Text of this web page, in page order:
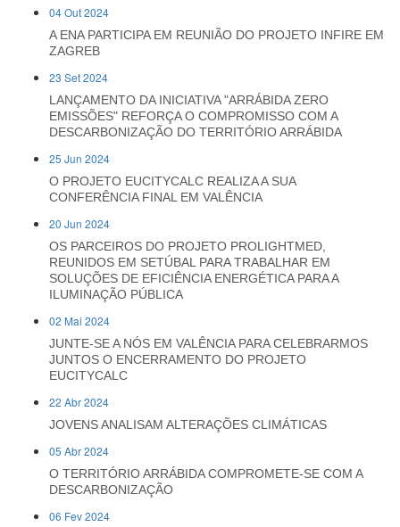
04 Out 2024
A ENA PARTICIPA EM REUNIÃO DO PROJETO INFIRE EM
ZAGREB
23 Set 2024
LANÇAMENTO DA INICIATIVA "ARRÁBIDA ZERO
EMISSÕES" REFORÇA O COMPROMISSO COM A
DESCARBONIZAÇÃO DO TERRITÓRIO ARRÁBIDA
25 Jun 2024
O PROJETO EUCITYCALC REALIZA A SUA
CONFERÊNCIA FINAL EM VALÊNCIA
20 Jun 2024
OS PARCEIROS DO PROJETO PROLIGHTMED,
REUNIDOS EM SETÚBAL PARA TRABALHAR EM
SOLUÇÕES DE EFICIÊNCIA ENERGÉTICA PARA A
ILUMINAÇÃO PÚBLICA
02 Mai 2024
JUNTE-SE A NÓS EM VALÊNCIA PARA CELEBRARMOS
JUNTOS O ENCERRAMENTO DO PROJETO
EUCITYCALC
22 Abr 2024
JOVENS ANALISAM ALTERAÇÕES CLIMÁTICAS
05 Abr 2024
O TERRITÓRIO ARRÁBIDA COMPROMETE-SE COM A
DESCARBONIZAÇÃO
06 Fev 2024